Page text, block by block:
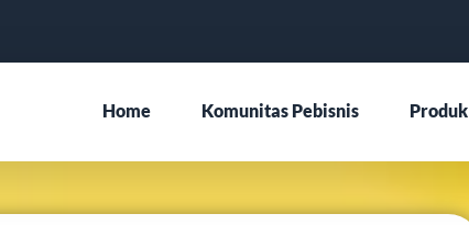
Home Komunitas Pebisnis Produk